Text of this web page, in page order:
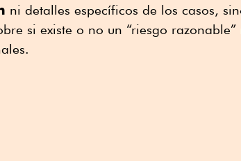
ni detalles específicos de los casos,
si existe o no un “riesgo